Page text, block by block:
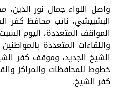
واصل اللواء جمال نور
البشبيشي، نائب محافظ كفر
المواقف المتعددة، اليوم
واللقاءات المتعددة
الشيخ الجديد، وموقف كفر
خطوط للمحافظات والمراكز
كفر الشيخ.